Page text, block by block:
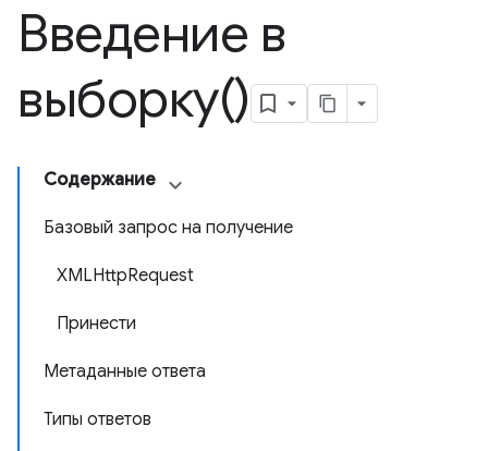
Введение в
выборку()
Содержание
Базовый запрос на получение
XMLHttpRequest
Принести
Метаданные ответа
Типы ответов